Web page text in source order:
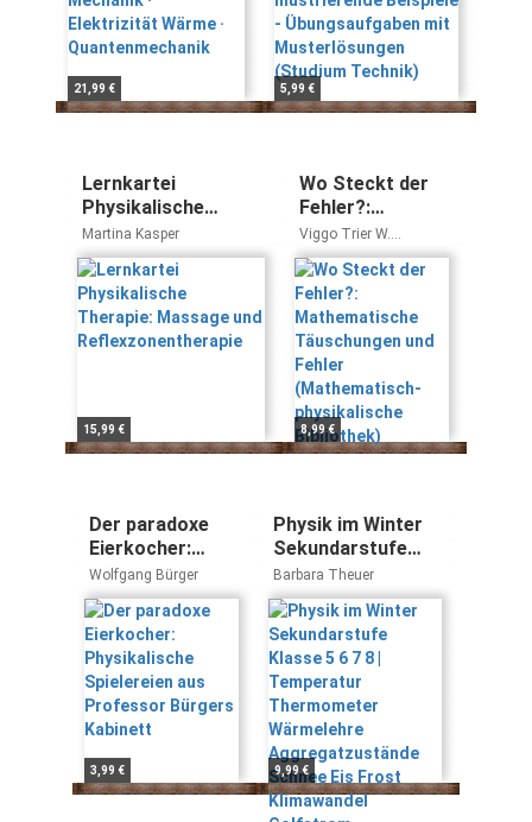
21,99 €
Musterlösungen
(Studium Technik)
5,99 €
Lernkartei
Physikalische
Therapie: Massage
und
Reflexzonentherapie
Martina Kasper
15,99 €
Wo Steckt der
Fehler?:
Mathematische
Täuschungen
und Fehler
(Mathematisch-
physikalische
Bibliothek)
Viggo Trier W.
Lietzmann
8,99 €
Der paradoxe
Eierkocher:
Physikalische
Spielereien aus
Professor
Bürgers
Kabinett
Wolfgang Bürger
3,99 €
Physik im Winter
Sekundarstufe
Klasse 5 6 7 8 |
Temperatur
Thermometer
Wärmelehre
Aggregatzustände
Schnee Eis Frost
Klimawandel
Golfstrom ...
Physikalische und
geographische
Aspekte
Barbara Theuer
9,99 €